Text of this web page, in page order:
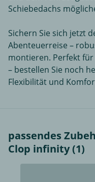
Schiebedachs
Sichern Sie sich jetzt
Abenteuerreise –
montieren. Perfekt
– bestellen Sie noch
Flexibilität und
passendes
Clop infinity (1)